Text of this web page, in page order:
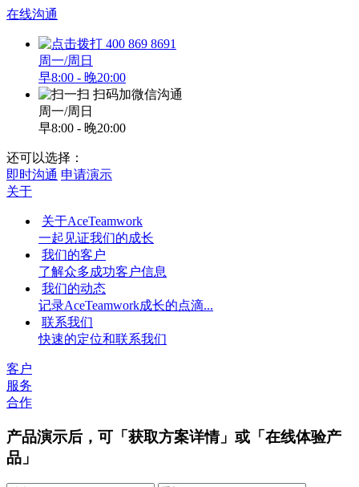
在线沟通
400 869 8691
周一/周日
早8:00 - 晚20:00
扫码加微信沟通
周一/周日
早8:00 - 晚20:00
还可以选择：
即时沟通 申请演示
关于
关于AceTeamwork
一起见证我们的成长
我们的客户
了解众多成功客户信息
我们的动态
记录AceTeamwork成长的点滴...
联系我们
快速的定位和联系我们
客户
服务
合作
产品演示后，可「获取方案详情」或「在线体验产
品」